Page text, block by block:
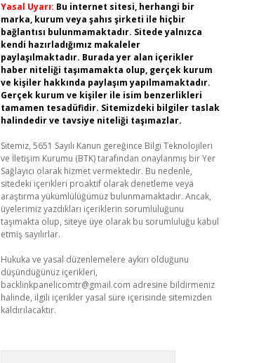
Yasal Uyarı: Bu internet sitesi, herhangi bir
marka, kurum veya şahıs şirketi ile hiçbir
bağlantısı bulunmamaktadır. Sitede yalnızca
kendi hazırladığımız makaleler
paylaşılmaktadır. Burada yer alan içerikler
haber niteliği taşımamakta olup, gerçek kurum
ve kişiler hakkında paylaşım yapılmamaktadır.
Gerçek kurum ve kişiler ile isim benzerlikleri
tamamen tesadüfidir. Sitemizdeki bilgiler taslak
halindedir ve tavsiye niteliği taşımazlar.
Sitemiz, 5651 Sayılı Kanun gereğince Bilgi Teknolojileri
ve İletişim Kurumu (BTK) tarafından onaylanmış bir Yer
Sağlayıcı olarak hizmet vermektedir. Bu nedenle,
sitedeki içerikleri proaktif olarak denetleme veya
araştırma yükümlülüğümüz bulunmamaktadır. Ancak,
üyelerimiz yazdıkları içeriklerin sorumluluğunu
taşımakta olup, siteye üye olarak bu sorumluluğu kabul
etmiş sayılırlar.
Hukuka ve yasal düzenlemelere aykırı olduğunu
düşündüğünüz içerikleri,
backlinkpanelicomtr@gmail.com adresine bildirmeniz
halinde, ilgili içerikler yasal süre içerisinde sitemizden
kaldırılacaktır.